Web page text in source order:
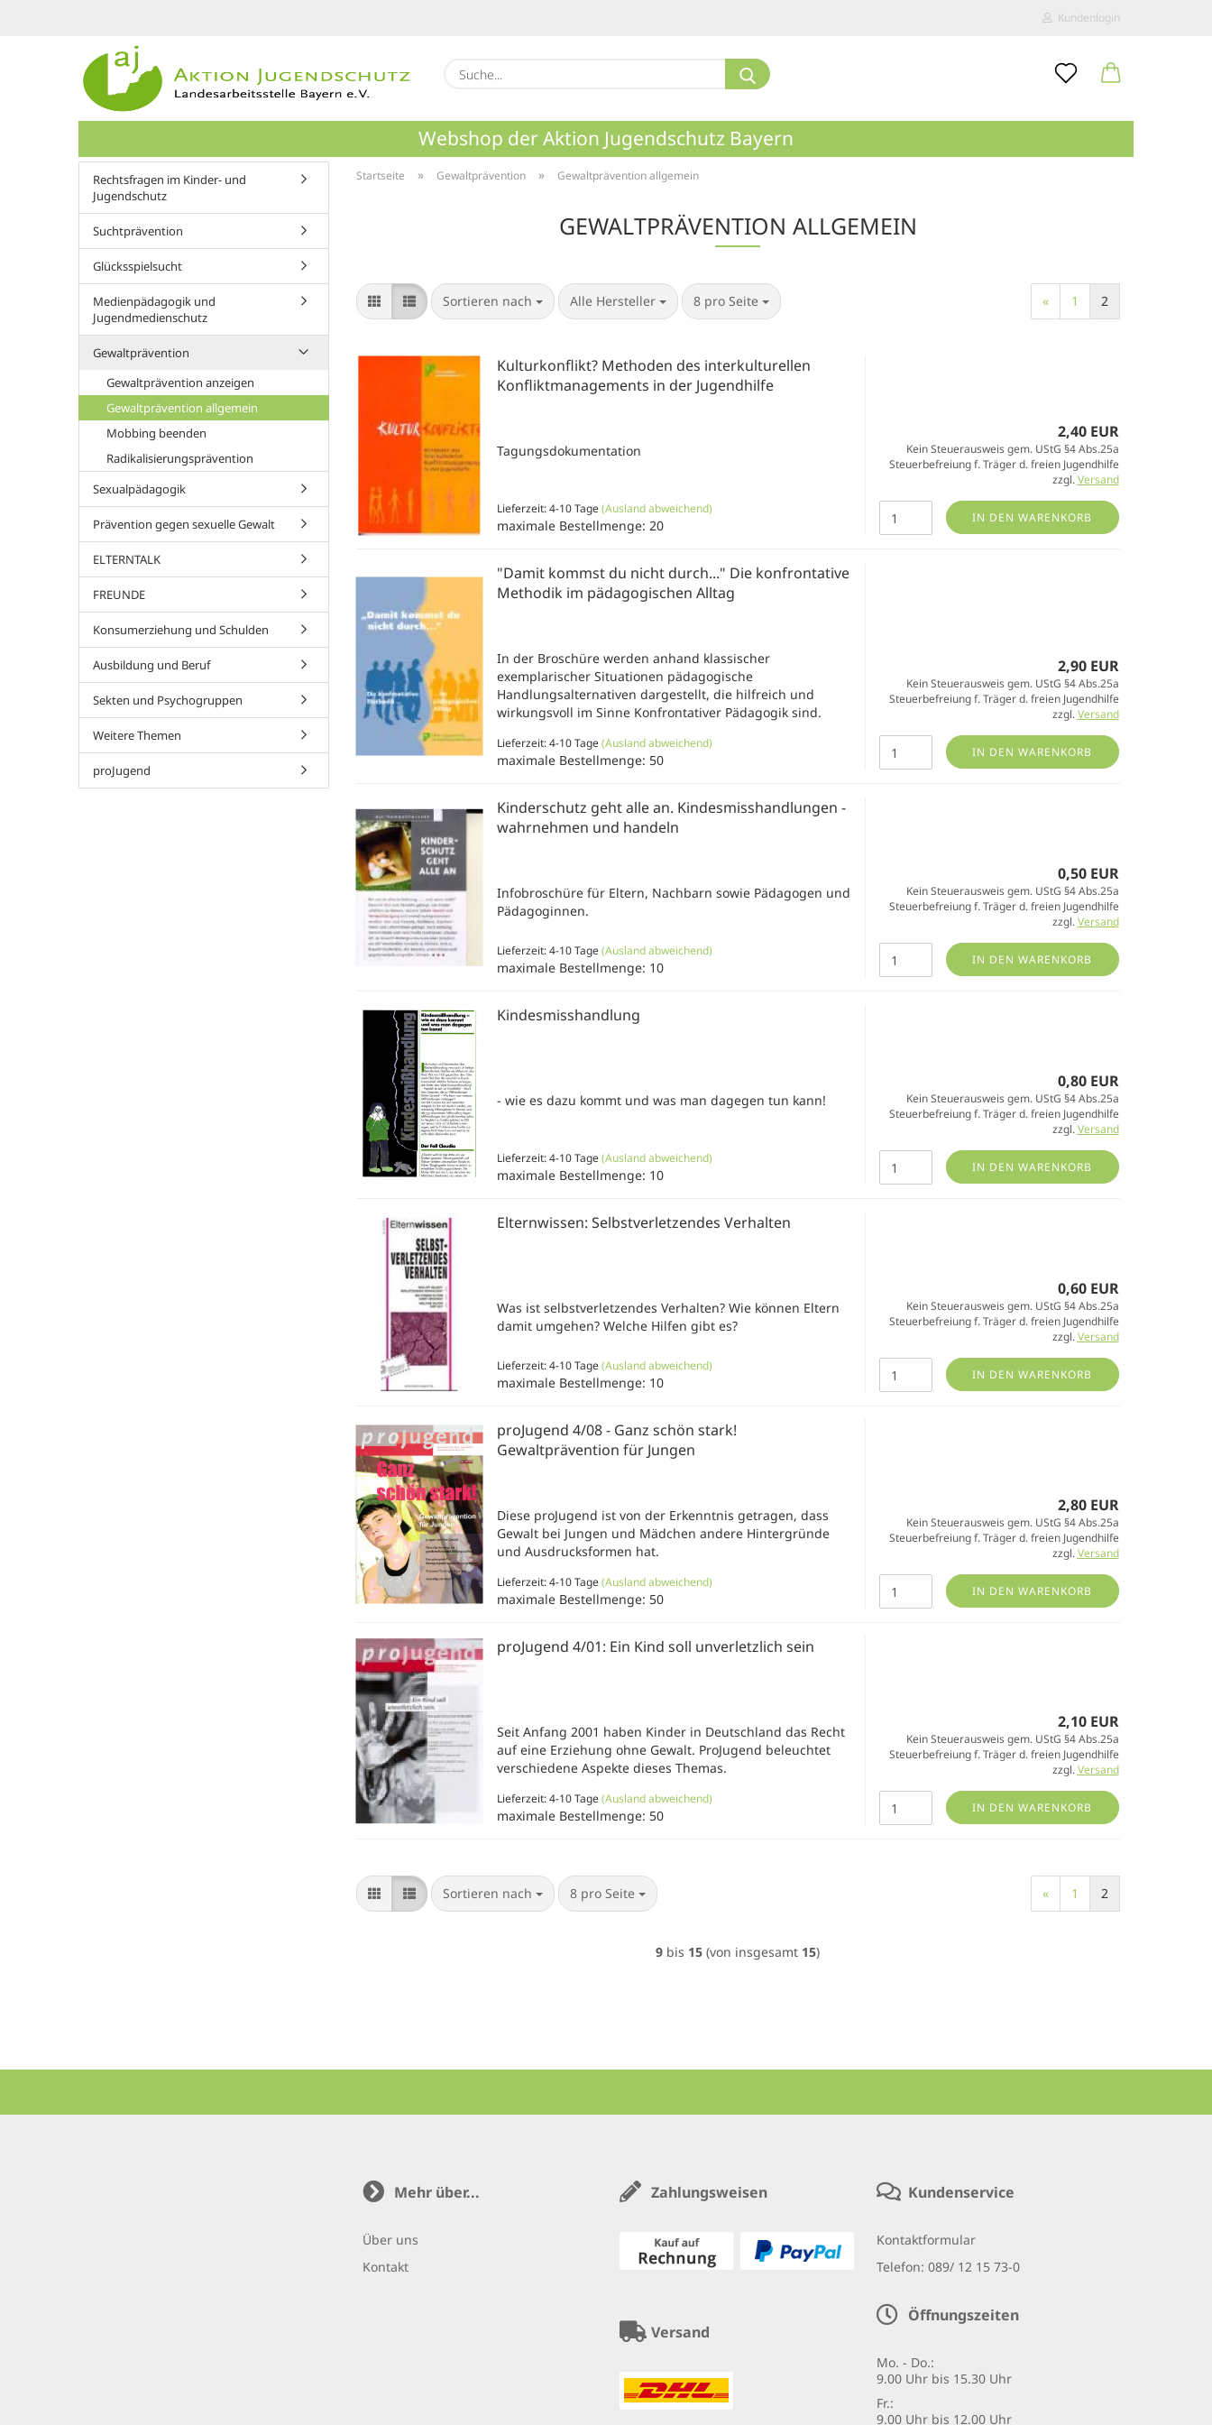
Kundenlogin
E-Mail
Suche...
Webshop der Aktion Jugendschutz Bayern
Startseite » Gewaltprävention » Gewaltprävention allgemein
GEWALTPRÄVENTION ALLGEMEIN
Sortieren nach
Sortieren nach Alle Hersteller
pro Seite 8 pro Seite
pro Seite « 1 2
Kulturkonflikt? Methoden des interkulturellen
Konfliktmanagements in der Jugendhilfe
Tagungsdokumentation
Lieferzeit: 4-10 Tage (Ausland abweichend)
maximale Bestellmenge: 20
2,40 EUR
Kein Steuerausweis gem. UStG §4 Abs.25a
Steuerbefreiung f. Träger d. freien Jugendhilfe
zzgl.Versand
IN DEN WARENKORB
"Damit kommst du nicht durch..." Die konfrontative
Methodik im pädagogischen Alltag
In der Broschüre werden anhand klassischer
exemplarischer Situationen pädagogische
Handlungsalternativen dargestellt, die hilfreich und
wirkungsvoll im Sinne Konfrontativer Pädagogik sind.
Lieferzeit: 4-10 Tage (Ausland abweichend)
maximale Bestellmenge: 50
2,90 EUR
Kein Steuerausweis gem. UStG §4 Abs.25a
Steuerbefreiung f. Träger d. freien Jugendhilfe
zzgl.Versand
IN DEN WARENKORB
Kinderschutz geht alle an. Kindesmisshandlungen -
wahrnehmen und handeln
Infobroschüre für Eltern, Nachbarn sowie Pädagogen und
Pädagoginnen.
Lieferzeit: 4-10 Tage (Ausland abweichend)
maximale Bestellmenge: 10
0,50 EUR
Kein Steuerausweis gem. UStG §4 Abs.25a
Steuerbefreiung f. Träger d. freien Jugendhilfe
zzgl.Versand
IN DEN WARENKORB
Kindesmisshandlung
- wie es dazu kommt und was man dagegen tun kann!
Lieferzeit: 4-10 Tage (Ausland abweichend)
maximale Bestellmenge: 10
0,80 EUR
Kein Steuerausweis gem. UStG §4 Abs.25a
Steuerbefreiung f. Träger d. freien Jugendhilfe
zzgl.Versand
IN DEN WARENKORB
Elternwissen: Selbstverletzendes Verhalten
Was ist selbstverletzendes Verhalten? Wie können Eltern
damit umgehen? Welche Hilfen gibt es?
Lieferzeit: 4-10 Tage (Ausland abweichend)
maximale Bestellmenge: 10
0,60 EUR
Kein Steuerausweis gem. UStG §4 Abs.25a
Steuerbefreiung f. Träger d. freien Jugendhilfe
zzgl.Versand
IN DEN WARENKORB
proJugend 4/08 - Ganz schön stark!
Gewaltprävention für Jungen
Diese proJugend ist von der Erkenntnis getragen, dass
Gewalt bei Jungen und Mädchen andere Hintergründe
und Ausdrucksformen hat.
Lieferzeit: 4-10 Tage (Ausland abweichend)
maximale Bestellmenge: 50
2,80 EUR
Kein Steuerausweis gem. UStG §4 Abs.25a
Steuerbefreiung f. Träger d. freien Jugendhilfe
zzgl.Versand
IN DEN WARENKORB
proJugend 4/01: Ein Kind soll unverletzlich sein
Seit Anfang 2001 haben Kinder in Deutschland das Recht
auf eine Erziehung ohne Gewalt. ProJugend beleuchtet
verschiedene Aspekte dieses Themas.
Lieferzeit: 4-10 Tage (Ausland abweichend)
maximale Bestellmenge: 50
2,10 EUR
Kein Steuerausweis gem. UStG §4 Abs.25a
Steuerbefreiung f. Träger d. freien Jugendhilfe
zzgl.Versand
IN DEN WARENKORB
Sortieren nach
Sortieren nach 8 pro Seite
pro Seite « 1 2
9 bis 15 (von insgesamt 15)
Rechtsfragen im Kinder- und
Jugendschutz
Suchtprävention
Glücksspielsucht
Medienpädagogik und
Jugendmedienschutz
Gewaltprävention
Gewaltprävention anzeigen
Gewaltprävention allgemein
Mobbing beenden
Radikalisierungsprävention
Sexualpädagogik
Prävention gegen sexuelle Gewalt
ELTERNTALK
FREUNDE
Konsumerziehung und Schulden
Ausbildung und Beruf
Sekten und Psychogruppen
Weitere Themen
proJugend
Mehr über...
Über uns
Kontakt
Zahlungsweisen
Versand
Kundenservice
Kontaktformular
Telefon: 089/ 12 15 73-0
Öffnungszeiten
Mo. - Do.:
9.00 Uhr bis 15.30 Uhr
Fr.:
9.00 Uhr bis 12.00 Uhr